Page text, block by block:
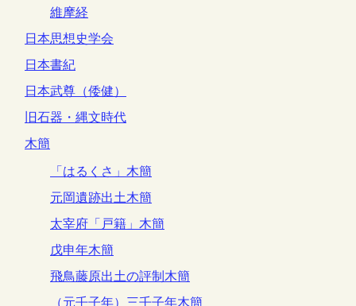
維摩経
日本思想史学会
日本書紀
日本武尊（倭健）
旧石器・縄文時代
木簡
「はるくさ」木簡
元岡遺跡出土木簡
太宰府「戸籍」木簡
戊申年木簡
飛鳥藤原出土の評制木簡
（元壬子年）三壬子年木簡